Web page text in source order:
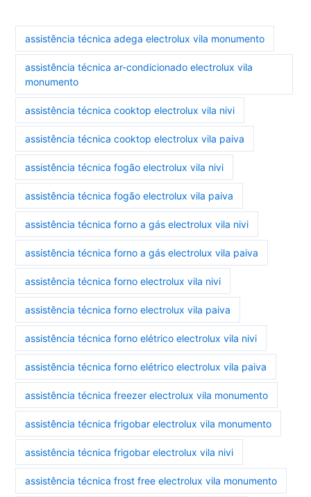
assistência técnica adega electrolux vila monumento
assistência técnica ar-condicionado electrolux vila
monumento
assistência técnica cooktop electrolux vila nivi
assistência técnica cooktop electrolux vila paiva
assistência técnica fogão electrolux vila nivi
assistência técnica fogão electrolux vila paiva
assistência técnica forno a gás electrolux vila nivi
assistência técnica forno a gás electrolux vila paiva
assistência técnica forno electrolux vila nivi
assistência técnica forno electrolux vila paiva
assistência técnica forno elétrico electrolux vila nivi
assistência técnica forno elétrico electrolux vila paiva
assistência técnica freezer electrolux vila monumento
assistência técnica frigobar electrolux vila monumento
assistência técnica frigobar electrolux vila nivi
assistência técnica frost free electrolux vila monumento